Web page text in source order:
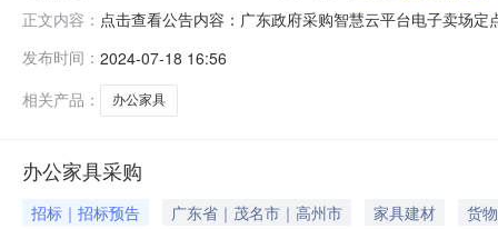
正文内容： 点击查看公告内容：广东政府采购智慧云平台电子卖场
款式:查看图片类型：金属质柜类品种：处级及以下文件
品免费质保期
发布时间： 2024-07-18 16:56
相关产品：
办公家具
办公家具采购
招标｜招标预告 广东省｜茂名市｜高州市 家具建材
货物